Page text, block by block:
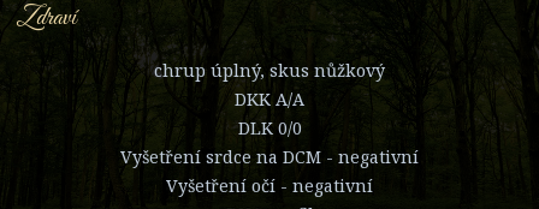
Zdraví
chrup úplný, skus nůžkový
DKK A/A
DLK 0/0
Vyšetření srdce na DCM - negativní
Vyšetření očí - negativní